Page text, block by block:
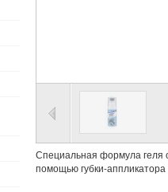
Специальная формула геля
помощью губки-